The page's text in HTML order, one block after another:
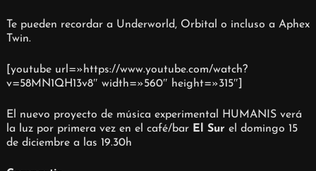
Te pueden recordar a Underworld, Orbital o incluso a Aphex
Twin.
[youtube url=»https://www.youtube.com/watch?
v=58MN1QH13v8″ width=»560″ height=»315″]
El nuevo proyecto de música experimental HUMANIS verá
la luz por primera vez en el café/bar El Sur el domingo 15
de diciembre a las 19.30h